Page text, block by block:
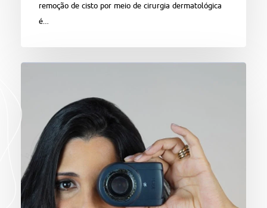
remoção de cisto por meio de cirurgia dermatológica
é…